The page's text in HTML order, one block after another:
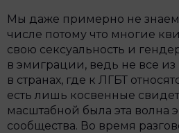
Мы даже примерно не знаем
числе потому что многие
свою сексуальность и
в эмиграции, ведь не все из
в странах, где к ЛГБТ
есть лишь косвенные
масштабной была эта волна
сообщества. Во время